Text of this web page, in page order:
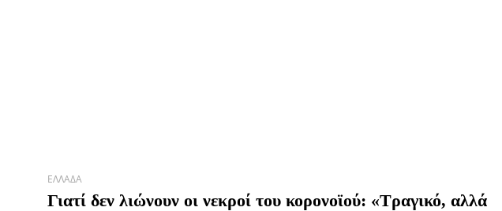
ΕΛΛΆΔΑ
Γιατί δεν λιώνουν οι νεκροί του κορονοϊού: «Τραγικό, αλλά